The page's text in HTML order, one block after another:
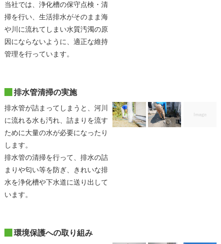
当社では、浄化槽の保守点検・清
掃を行い、生活排水がそのまま海
や川に流れてしまい水質汚濁の原
因にならないように、適正な維持
管理を行っています。
排水管清掃の実施
排水管が詰まってしまうと、河川
に流れる水も汚れ、詰まりを流す
ために大量の水が必要になったり
します。
排水管の清掃を行って、排水の詰
まりや匂い等を防ぎ、きれいな排
水を浄化槽や下水道に送り出して
います。
環境保護への取り組み